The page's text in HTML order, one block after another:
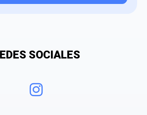
SOCIALES